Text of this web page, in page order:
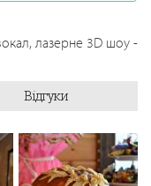
лазерне 3D шоу -
Відгуки